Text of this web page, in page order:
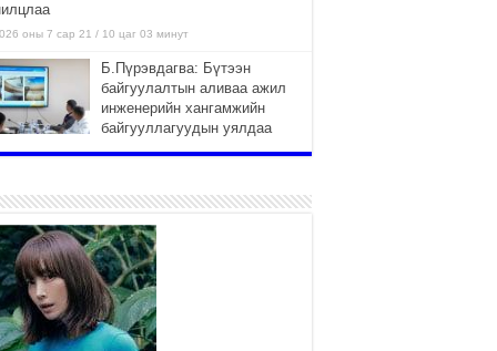
оны 7 сар 21 / 10 цаг 03 минут
Б.Пүрэвдагва: Бүтээн
байгуулалтын аливаа ажил
инженерийн хангамжийн
байгууллагуудын уялдаа
саатах ёсгүй
“Сэлбэ 20 минутын хот”
төслийн анхны 12 давхар
барилгын үндсэн карказ,
цутгалтын ажил дууслаа
оны 7 сар 20 / 17 цаг 17 минут
Мопед, скүүтер, тэдгээртэй
адилтгах үзүүлэлт бүхий